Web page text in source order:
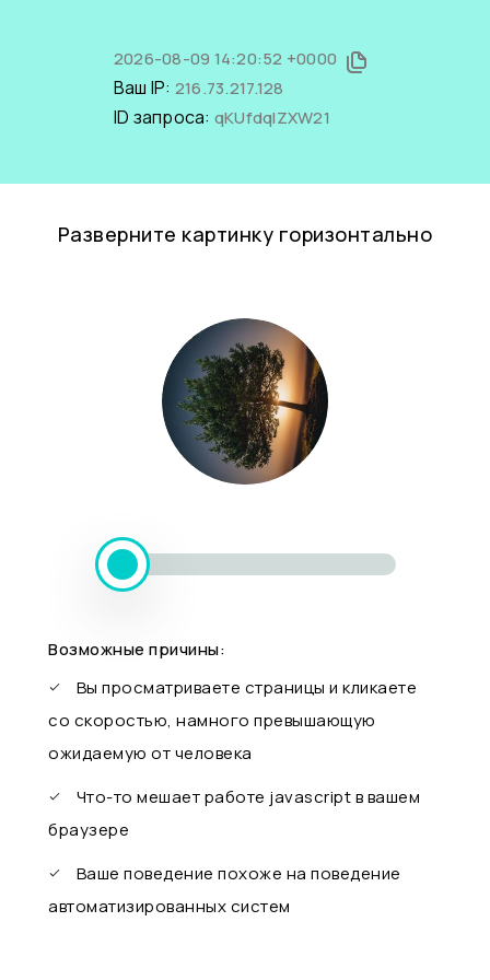
2026-08-09 14:20:52 +0000
Ваш IP: 216.73.217.128
ID запроса: qKUfdqIZXW21
Разверните картинку горизонтально
Возможные причины:
Вы просматриваете страницы и кликаете
со скоростью, намного превышающую
ожидаемую от человека
Что-то мешает работе javascript в вашем
браузере
Ваше поведение похоже на поведение
автоматизированных систем